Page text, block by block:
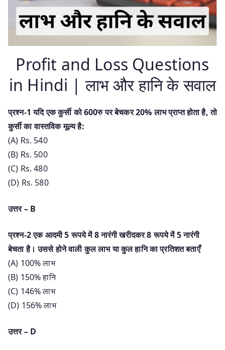
Profit and Loss Questions
in Hindi | लाभ और हानि के सवाल
प्रश्न-1 यदि एक कुर्सी को 600रु पर बेचकर 20% लाभ प्राप्त होता है, तो
कुर्सी का वास्तविक मूल्य है:
(A) Rs. 540
(B) Rs. 500
(C) Rs. 480
(D) Rs. 580
उत्तर – B
प्रश्न-2 एक आदमी 5 रूपये में 8 नारंगी खरीदकर 8 रूपये में 5 नारंगी
बेचता है। उससे होने वाली कुल लाभ या कुल हानि का प्रतिशत बताएँ
(A) 100% लाभ
(B) 150% हानि
(C) 146% लाभ
(D) 156% लाभ
उत्तर – D